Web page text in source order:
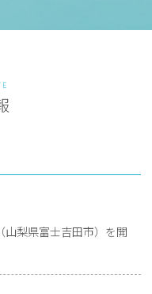
山梨県富士吉田市）を開